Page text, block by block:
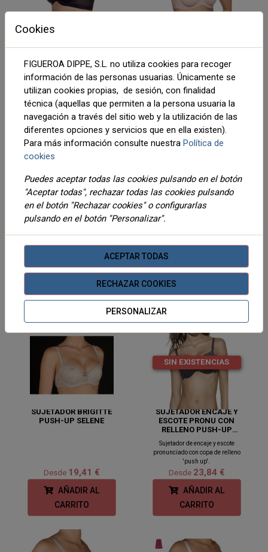
SUJETADOR FRIDA
SUJECCION SIN RELLENO
Desde22,90 €
AÑADIR AL
CARRITO
aros y sin tirantes.
Desde19,70 €
AÑADIR AL
CARRITO
SUJETADOR GALA
Sujetador para novias sin
AÑADIR AL
CARRITO
SUJETADOR SONIA
CARRITO
SUJETADOR BRIGITTE
PUSH-UP SELENE
Desde 19,41 €
AÑADIR AL
CARRITO
SIN EXISTENCIAS
SUJETADOR ENCAJE Y
ESCOTE PRONU CON
RELLENO PUSH-UP
Sujetador de encaje y escote
pronunciado con copa de relleno
'push up'.
Desde 23,84 €
AÑADIR AL
CARRITO
Cookies
FIGUEROA DIPPE, S.L. no utiliza cookies para recoger
información de las personas usuarias. Únicamente se
utilizan cookies propias, de sesión, con finalidad
técnica (aquellas que permiten a la persona usuaria la
navegación a través del sitio web y la utilización de las
diferentes opciones y servicios que en ella existen).
Para más información consulte nuestra Política de
cookies
Puedes aceptar todas las cookies pulsando en el botón
"Aceptar todas", rechazar todas las cookies pulsando
en el botón "Rechazar cookies" o configurarlas
pulsando en el botón "Personalizar".
ACEPTAR TODAS
RECHAZAR COOKIES
PERSONALIZAR